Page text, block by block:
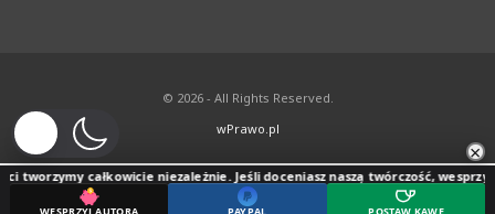
© 2026 - All Rights Reserved.
wPrawo.pl
×
całkowicie niezależnie. Jeśli doceniasz naszą twórczość, wesprzyj jej rozwój.